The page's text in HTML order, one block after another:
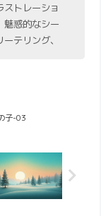
トレーショ
魅惑的なシー
テリング、
子-03